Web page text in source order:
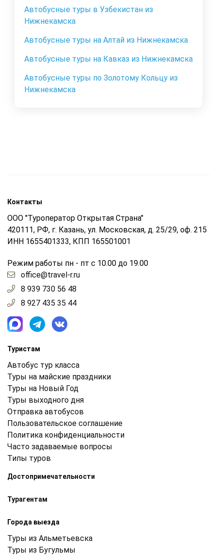
Автобусные туры в Узбекистан из
Нижнекамска
Автобусные туры на Алтай из Нижнекамска
Автобусные туры на Кавказ из Нижнекамска
Автобусные туры по Золотому Кольцу из
Нижнекамска
Контакты
ООО "Туроператор Открытая Страна"
420111, РФ, г. Казань, ул. Московская, д. 25/29, оф. 215
ИНН 1655401333, КПП 165501001
Режим работы пн - пт с 10.00 до 19.00
office@travel-r.ru
8 939 730 56 48
8 927 435 35 44
Туристам
Автобус тур класса
Туры на майские праздники
Туры на Новый Год
Туры выходного дня
Отправка автобусов
Пользовательское соглашение
Политика конфиденциальности
Часто задаваемые вопросы
Типы туров
Достопримечательности
Турагентам
Города выезда
Туры из Альметьевска
Туры из Бугульмы